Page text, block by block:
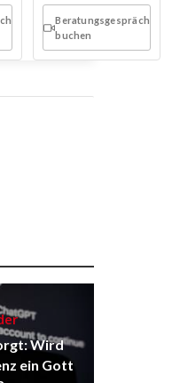
Beratungsgespräch
buchen
Wird
ein Gott